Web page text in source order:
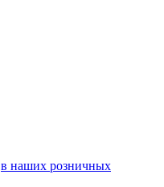
в наших розничных